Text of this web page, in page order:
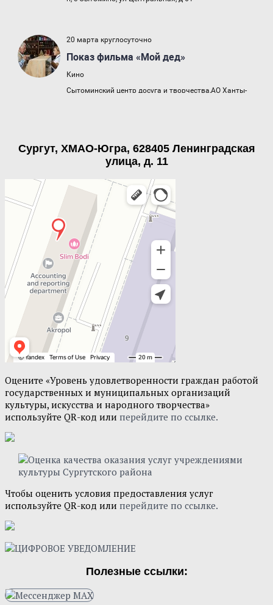
Сургут, ХМАО-Югра, 628405 Ленинградская
улица, д. 11
Оцените «Уровень удовлетворенности граждан работой
государственных и муниципальных организаций
культуры, искусства и народного творчества»
используйте QR-код или перейдите по ссылке.
Чтобы оценить условия предоставления услуг
используйте QR-код или перейдите по ссылке.
Полезные ссылки: